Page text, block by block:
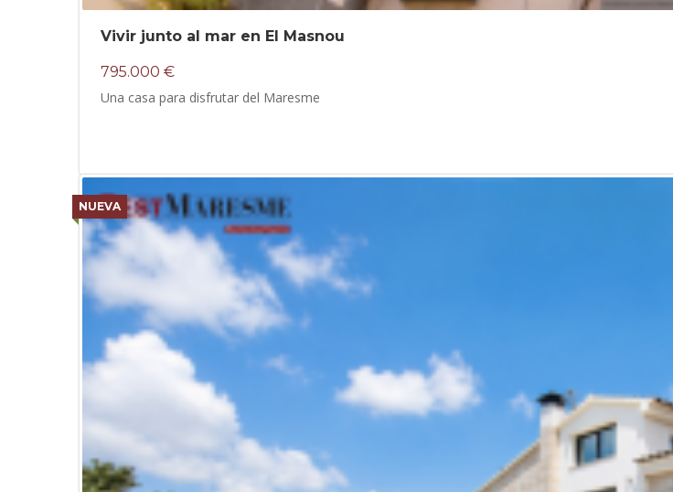
Vivir junto al mar en El Masnou
795.000 €
Una casa para disfrutar del Maresme
NUEVA